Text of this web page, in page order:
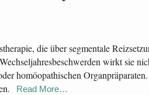
die über segmentale
wirkt sie
homöopathischen
Read More…